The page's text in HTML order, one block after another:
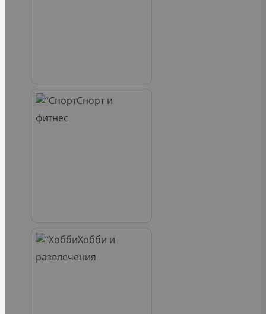
Спорт и
фитнес
Хобби и
развлечения